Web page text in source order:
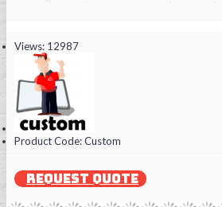
Views: 12987
Product Code:Custom
REQUEST QUOTE